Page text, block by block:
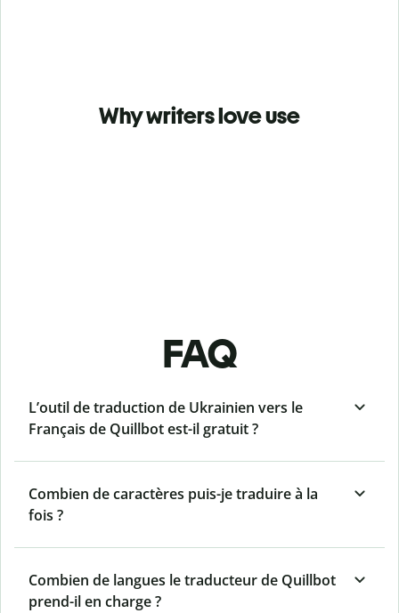
Why writers love use
FAQ
L’outil de traduction de Ukrainien vers le
Français de Quillbot est-il gratuit ?
Combien de caractères puis-je traduire à la
fois ?
Combien de langues le traducteur de Quillbot
prend-il en charge ?